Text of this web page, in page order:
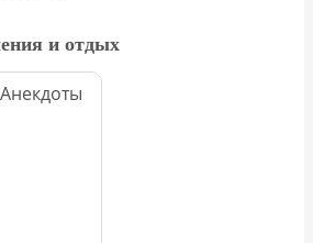
и отдых
Анекдоты